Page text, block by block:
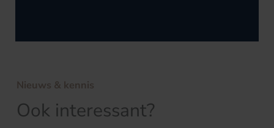
Nieuws & kennis
Ook interessant?